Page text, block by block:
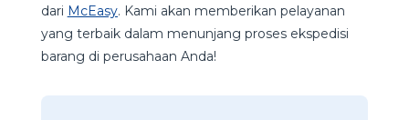
dari McEasy. Kami akan memberikan pelayanan
yang terbaik dalam menunjang proses ekspedisi
barang di perusahaan Anda!